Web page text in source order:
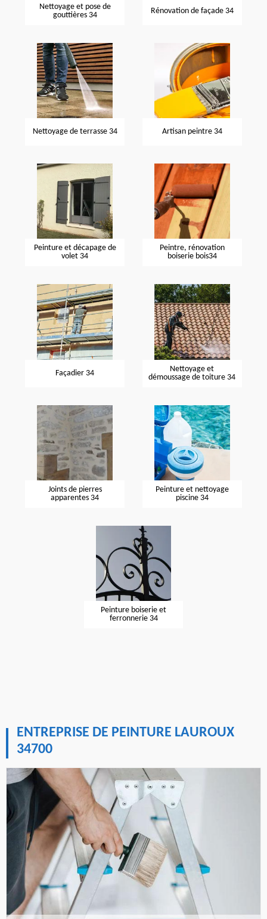
Nettoyage et pose de
gouttières 34
Rénovation de façade 34
Nettoyage de terrasse 34 Artisan peintre 34
Peinture et décapage de
volet 34
Peintre, rénovation
boiserie bois34
Façadier 34
Nettoyage et
démoussage de toiture 34
Joints de pierres
apparentes 34
Peinture et nettoyage
piscine 34
Peinture boiserie et
ferronnerie 34
ENTREPRISE DE PEINTURE LAUROUX
34700